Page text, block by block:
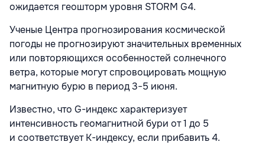
ожидается геошторм уровня STORM G4.
Ученые Центра прогнозирования космической
погоды не прогнозируют значительных временных
или повторяющихся особенностей солнечного
ветра, которые могут спровоцировать мощную
магнитную бурю в период 3−5 июня.
Известно, что G-индекс характеризует
интенсивность геомагнитной бури от 1 до 5
и соответствует К-индексу, если прибавить 4.